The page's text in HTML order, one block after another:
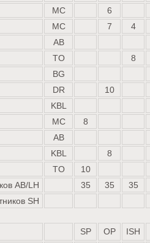
MC 6
MC 7
4
AB
TO 8
BG
DR 10
KBL
MC 8
AB
KBL
8
TO
10
AB/LH
35 35 35
SH
SP OP ISH